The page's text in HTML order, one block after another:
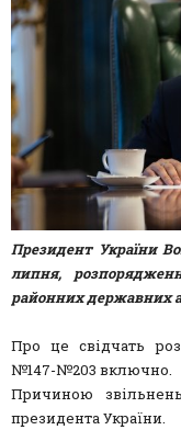
Президент України
липня,
районних державних
Про це свідчать
№147-№203 включно.
Причиною
президента України.